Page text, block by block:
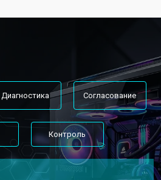
Диагностика Согласование
Контроль